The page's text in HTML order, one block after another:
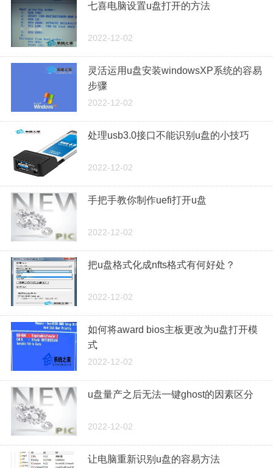
七喜电脑设置u盘打开的方法
2022-12-02
灵活运用u盘安装windowsXP系统的容易
步骤
2022-12-02
处理usb3.0接口不能识别u盘的小技巧
2022-12-02
手把手教你制作uefi打开u盘
2022-12-02
把u盘格式化成nfts格式有何好处？
2022-12-02
如何将award bios主板更改为u盘打开模
式
2022-12-02
u盘量产之后无法一键ghost的因素区分
2022-12-02
让电脑重新识别u盘的容易方法